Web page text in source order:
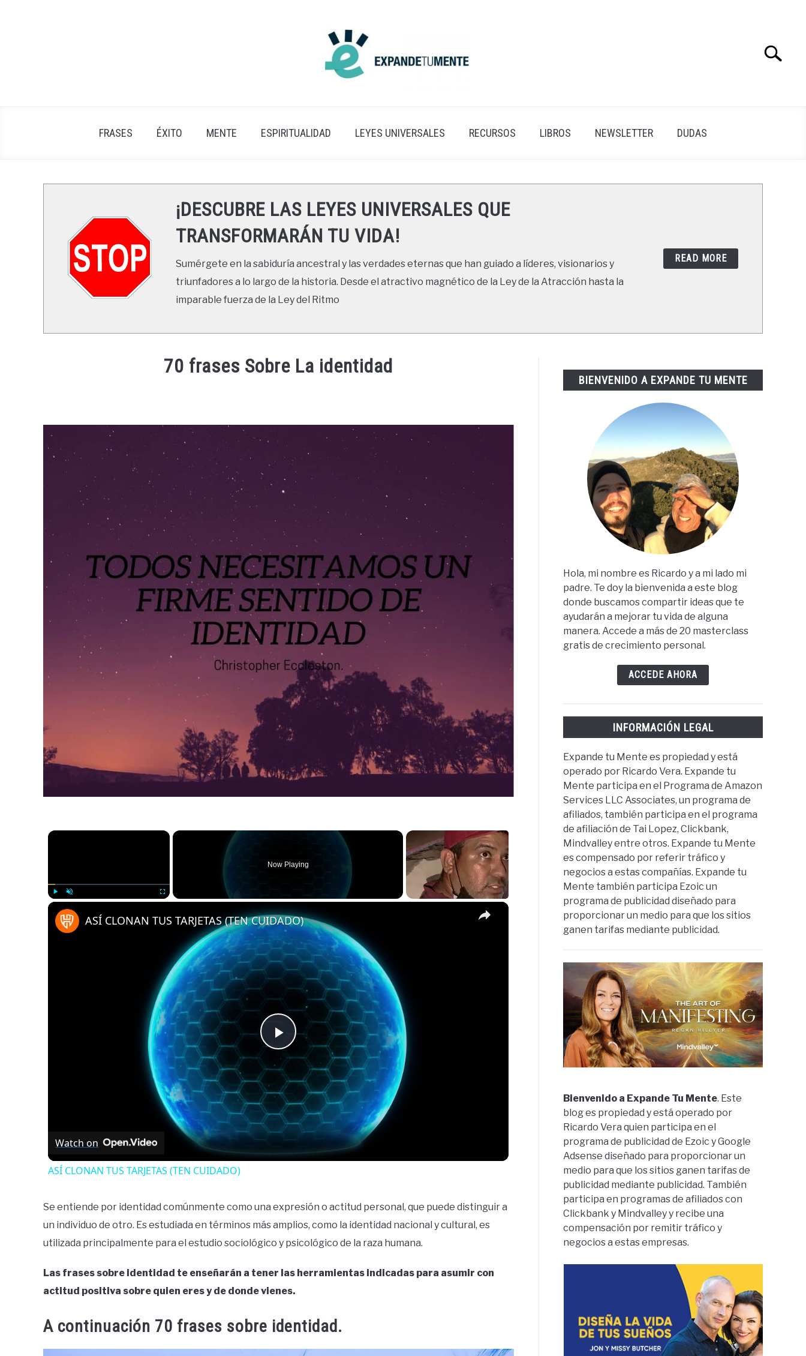
Search
FRASES ÉXITO MENTE ESPIRITUALIDAD LEYES UNIVERSALES RECURSOS LIBROS NEWSLETTER DUDAS
¡DESCUBRE LAS LEYES UNIVERSALES QUE
TRANSFORMARÁN TU VIDA!
Sumérgete en la sabiduría ancestral y las verdades eternas que han guiado a líderes, visionarios y
triunfadores a lo largo de la historia. Desde el atractivo magnético de la Ley de la Atracción hasta la
imparable fuerza de la Ley del Ritmo
READ MORE
70 frases Sobre La identidad
Frases
×
Now Playing
×
Play
Video
ASÍ CLONAN TUS TARJETAS (TEN CUIDADO)
Watch on
ASÍ CLONAN TUS TARJETAS (TEN CUIDADO)
Se entiende por identidad comúnmente como una expresión o actitud personal, que puede distinguir a
un individuo de otro. Es estudiada en términos más amplios, como la identidad nacional y cultural, es
utilizada principalmente para el estudio sociológico y psicológico de la raza humana.
Las frases sobre identidad te enseñarán a tener las herramientas indicadas para asumir con
actitud positiva sobre quien eres y de donde vienes.
A continuación 70 frases sobre identidad.
BIENVENIDO A EXPANDE TU MENTE
Hola, mi nombre es Ricardo y a mi lado mi
padre. Te doy la bienvenida a este blog
donde buscamos compartir ideas que te
ayudarán a mejorar tu vida de alguna
manera. Accede a más de 20 masterclass
gratis de crecimiento personal.
ACCEDE AHORA
INFORMACIÓN LEGAL
Expande tu Mente es propiedad y está
operado por Ricardo Vera. Expande tu
Mente participa en el Programa de Amazon
Services LLC Associates, un programa de
afiliados, también participa en el programa
de afiliación de Tai Lopez, Clickbank,
Mindvalley entre otros. Expande tu Mente
es compensado por referir tráfico y
negocios a estas compañías. Expande tu
Mente también participa Ezoic un
programa de publicidad diseñado para
proporcionar un medio para que los sitios
ganen tarifas mediante publicidad.
Bienvenido a Expande Tu Mente. Este
blog es propiedad y está operado por
Ricardo Vera quien participa en el
programa de publicidad de Ezoic y Google
Adsense diseñado para proporcionar un
medio para que los sitios ganen tarifas de
publicidad mediante publicidad. También
participa en programas de afiliados con
Clickbank y Mindvalley y recibe una
compensación por remitir tráfico y
negocios a estas empresas.